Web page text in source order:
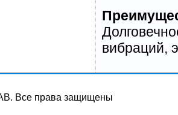
вибраций,
Все права защищены